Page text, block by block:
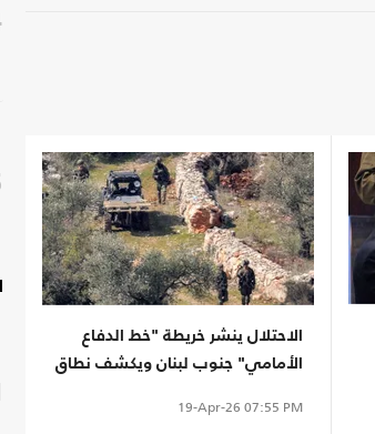
الاحتلال ينشر خريطة "خط الدفاع
الأمامي" جنوب لبنان ويكشف نطاق
19-Apr-26 07:55 PM